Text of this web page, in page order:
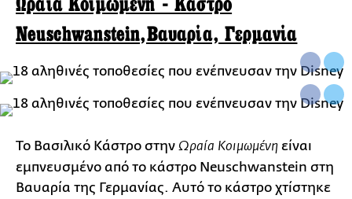
Νeuschwanstein,Βαυαρία, Γερμανία
Το Βασιλικό Κάστρο στην Ωραία Κοιμωμένη είναι
εμπνευσμένο από το κάστρο Neuschwanstein στη
Βαυαρία της Γερμανίας. Αυτό το κάστρο χτίστηκε